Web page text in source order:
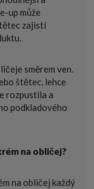
up může
zajistí
směrem ven.
štětec, lehce
rozpustila a
podkladového
na obličej?
na obličej každý